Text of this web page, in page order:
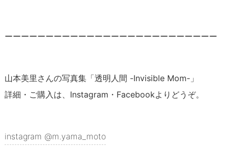
ーーーーーーーーーーーーーーーーーーーーーーーーーー
山本美里さんの写真集「透明人間 -Invisible Mom-」
詳細・ご購入は、Instagram・Facebookよりどうぞ。
instagram @m.yama_moto